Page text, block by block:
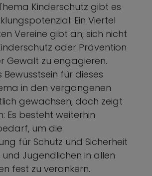
Kinderschutz gibt es
Ein Viertel
Vereine gibt an, sich nicht
oder Prävention
Gewalt zu engagieren.
für dieses
in den vergangenen
gewachsen, doch zeigt
Es besteht weiterhin
um die
für Schutz und Sicherheit
Jugendlichen in allen
fest zu verankern.